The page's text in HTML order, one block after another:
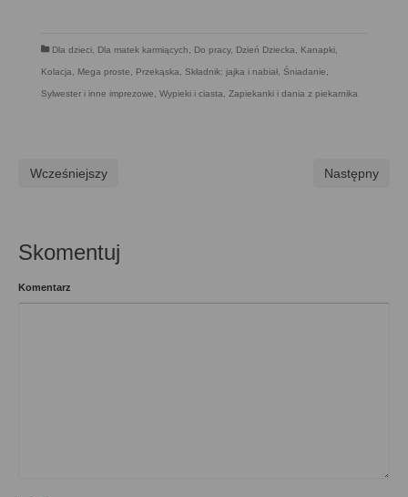
Dla dzieci Dla matek karmiących Do pracy, Dzień Dziecka Kanapki
Kolacja Mega proste Przekąska Składnik: jajka i nabiał Śniadanie
Sylwester i inne imprezowe Wypieki i ciasta Zapiekanki i dania z piekarnika
Wcześniejszy Następny
Skomentuj
Komentarz